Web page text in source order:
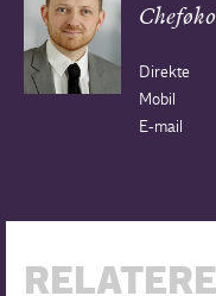
Direkte
Mobil
E-mail